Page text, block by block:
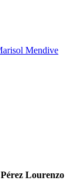
Mendive
Lourenzo